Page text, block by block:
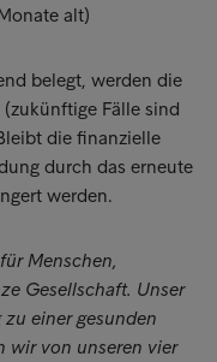
alt)
belegt, werden die
Fälle sind
die finanzielle
durch das erneute
werden.
Menschen,
Gesellschaft. Unser
einer gesunden
wir von unseren vier